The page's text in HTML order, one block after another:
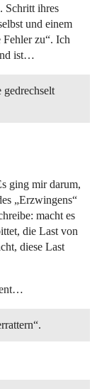
Schritt ihres
und einem
Fehler zu“. Ich
ist…
ging mir darum,
„Erzwingens“
macht es
die Last von
diese Last